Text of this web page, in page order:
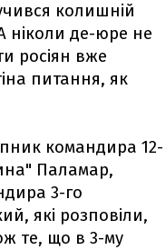
колишній
ніколи де-юре не
росіян вже
питання, як
командира 12-
Паламар,
3-го
які розповіли,
те, що в 3-му